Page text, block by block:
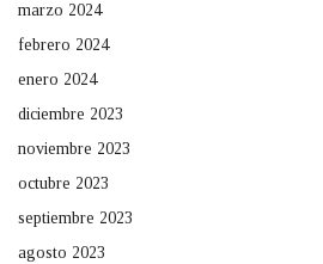
marzo 2024
febrero 2024
enero 2024
diciembre 2023
noviembre 2023
octubre 2023
septiembre 2023
agosto 2023